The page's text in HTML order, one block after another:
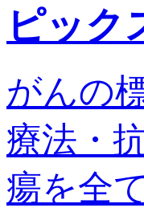
ピック
がんの
療法・
瘍を全